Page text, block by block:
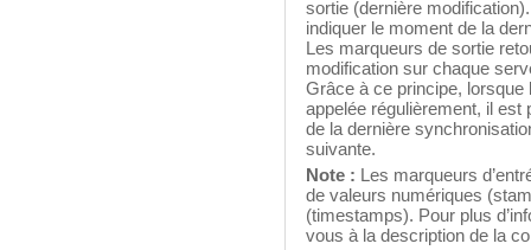
sortie (dernière
indiquer le moment de la
Les marqueurs de sortie
modification sur chaque
Grâce à ce principe,
appelée régulièrement, il est
de la dernière
suivante.
Note : Les marqueurs
de valeurs numériques
(timestamps). Pour plus
vous à la description de la